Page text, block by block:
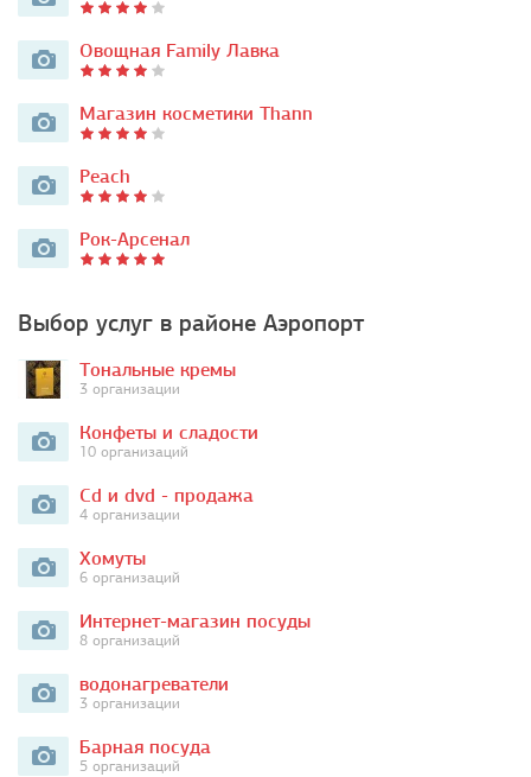
Овощная Family Лавка
Магазин косметики Thann
Peach
Рок-Арсенал
Выбор услуг в районе Аэропорт
Тональные кремы
3 организации
Конфеты и сладости
10 организаций
Cd и dvd - продажа
4 организации
Хомуты
6 организаций
Интернет-магазин посуды
8 организаций
​​водонагреватели
3 организации
Барная посуда
5 организаций